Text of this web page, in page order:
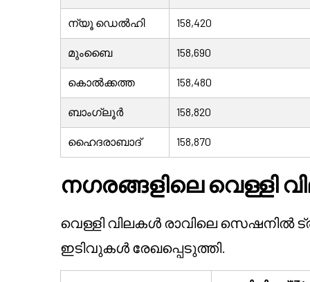
ന്യൂ ഡെൽഹി 158,420
മുംബൈ 158,690
കൊൽക്കത്ത 158,480
ബാംഗ്ലൂർ 158,820
ഹൈദരാബാദ് 158,870
നഗരങ്ങളിലെ വെള്ളി
വെള്ളി വിലകൾ രാവിലെ സെഷനിൽ
ഇടിവുകൾ രേഖപ്പെടുത്തി.